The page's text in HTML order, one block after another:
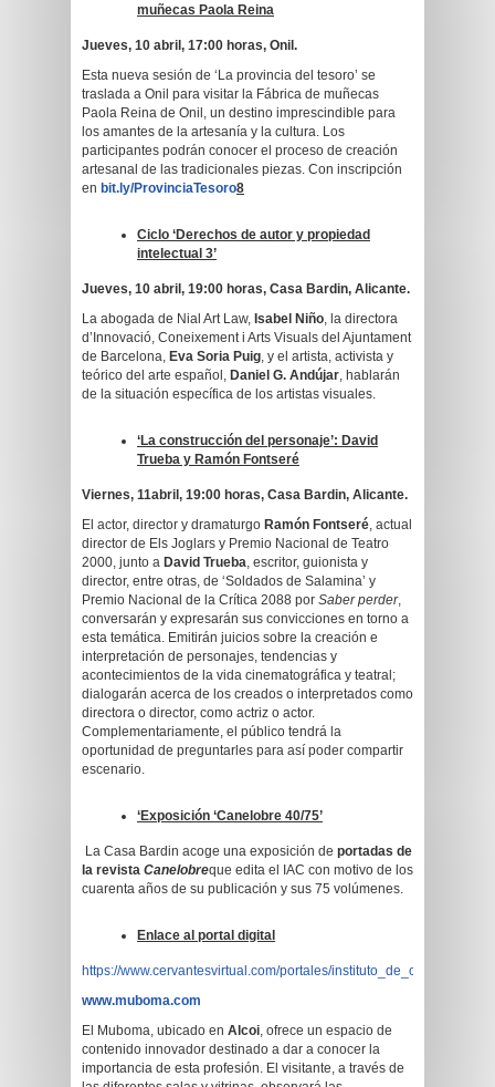
muñecas Paola Reina
Jueves, 10 abril, 17:00 horas, Onil.
Esta nueva sesión de ‘La provincia del tesoro’ se
traslada a Onil para visitar la Fábrica de muñecas
Paola Reina de Onil, un destino imprescindible para
los amantes de la artesanía y la cultura. Los
participantes podrán conocer el proceso de creación
artesanal de las tradicionales piezas. Con inscripción
en bit.ly/ProvinciaTesoro8
Ciclo ‘Derechos de autor y propiedad
intelectual 3’
Jueves, 10 abril, 19:00 horas, Casa Bardin, Alicante.
La abogada de Nial Art Law, Isabel Niño, la directora
d’Innovació, Coneixement i Arts Visuals del Ajuntament
de Barcelona, Eva Soria Puig, y el artista, activista y
teórico del arte español, Daniel G. Andújar, hablarán
de la situación específica de los artistas visuales.
‘La construcción del personaje’: David
Trueba y Ramón Fontseré
Viernes, 11abril, 19:00 horas, Casa Bardin, Alicante.
El actor, director y dramaturgo Ramón Fontseré, actual
director de Els Joglars y Premio Nacional de Teatro
2000, junto a David Trueba, escritor, guionista y
director, entre otras, de ‘Soldados de Salamina’ y
Premio Nacional de la Crítica 2088 por Saber perder,
conversarán y expresarán sus convicciones en torno a
esta temática. Emitirán juicios sobre la creación e
interpretación de personajes, tendencias y
acontecimientos de la vida cinematográfica y teatral;
dialogarán acerca de los creados o interpretados como
directora o director, como actriz o actor.
Complementariamente, el público tendrá la
oportunidad de preguntarles para así poder compartir
escenario.
‘Exposición ‘Canelobre 40/75’
La Casa Bardin acoge una exposición de portadas de
la revista Canelobreque edita el IAC con motivo de los
cuarenta años de su publicación y sus 75 volúmenes.
Enlace al portal digital
https://www.cervantesvirtual.com/portales/
www.muboma.com
El Muboma, ubicado en Alcoi, ofrece un espacio de
contenido innovador destinado a dar a conocer la
importancia de esta profesión. El visitante, a través de